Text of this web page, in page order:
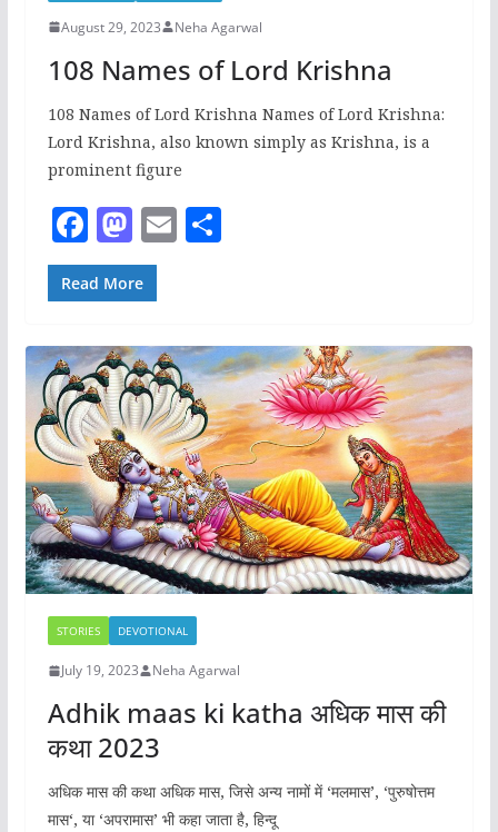
August 29, 2023 Neha Agarwal
108 Names of Lord Krishna
108 Names of Lord Krishna Names of Lord Krishna:
Lord Krishna, also known simply as Krishna, is a
prominent figure
F
a
c
b
o
o
k
M
a
st
d
o
n
E
m
S
Read More
STORIES DEVOTIONAL
July 19, 2023 Neha Agarwal
Adhik maas ki katha अधिक मास की
कथा 2023
अधिक मास की कथा अधिक मास, जिसे अन्य नामों में ‘मलमास’, ‘पुरुषोत्तम
मास‘, या ‘अपरामास’ भी कहा जाता है, हिन्दू